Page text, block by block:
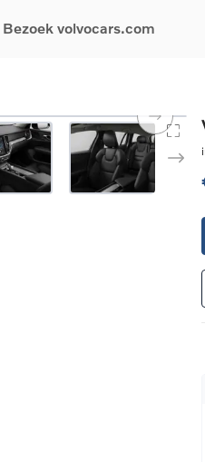
Elektrische auto's
Plug-inhybride auto's
Mild hybrid auto's
Bezoek volvocars.com
Boek een
Onderhoud &
Overname van